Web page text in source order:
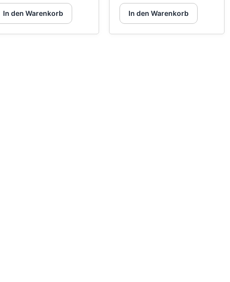
In den Warenkorb In den Warenkorb